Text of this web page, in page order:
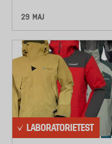
29 MAJ
LABORATORIETEST